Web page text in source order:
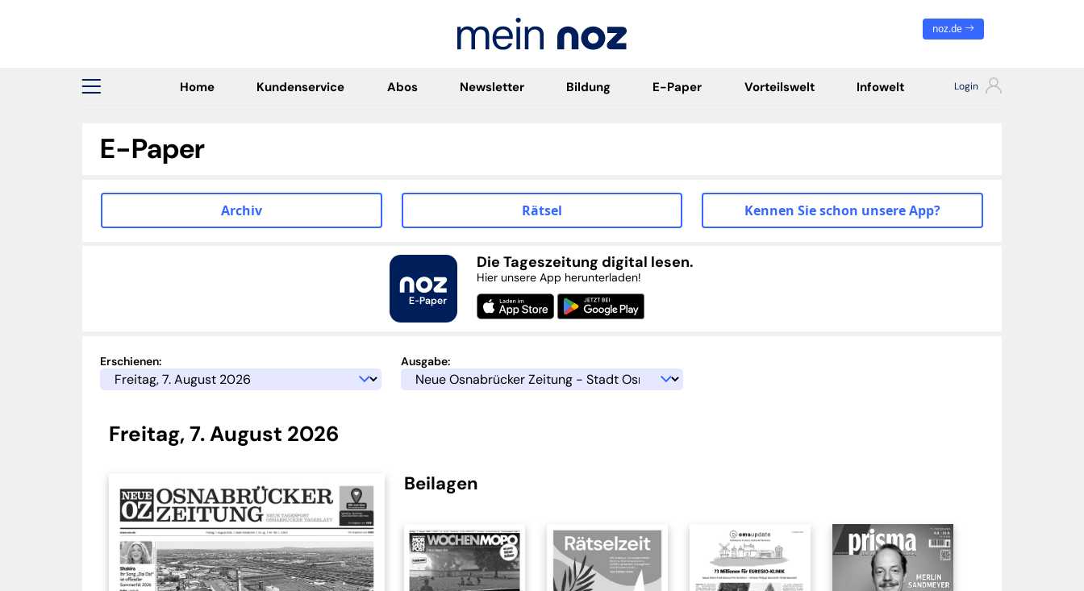
noz.de
Home Kundenservice Abos Newsletter Bildung E-Paper Vorteilswelt Infowelt
E-Paper
Archiv Rätsel Kennen Sie schon unsere App?
Die Tageszeitung digital lesen.
Hier unsere App herunterladen!
Erschienen: Ausgabe:
Freitag, 7. August 2026
Beilagen